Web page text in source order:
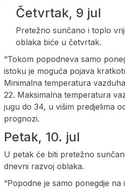
Četvrtak, 9 jul
Pretežno sunčano i toplo
oblaka biće u četvrtak.
“Tokom popodneva samo
istoku je moguća pojava
Minimalna temperatura
22. Maksimalna temperatura
jugu do 34, u višim predjelima
prognozi.
Petak, 10. jul
U petak će biti pretežno
dnevni razvoj oblaka.
“Popodne je samo ponegdje